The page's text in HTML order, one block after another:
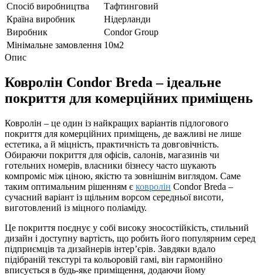
Спосіб виробництва
Тафтинговий
Країна виробник
Нідерланди
Виробник
Condor Group
Мінімальне замовлення 10м2
Опис
Ковролін Condor Breda – ідеальне
покриття для комерційних приміщень
Ковролін – це один із найкращих варіантів підлогового
покриття для комерційних приміщень, де важливі не лише
естетика, а й міцність, практичність та довговічність.
Обираючи покриття для офісів, салонів, магазинів чи
готельних номерів, власники бізнесу часто шукають
компроміс між ціною, якістю та зовнішнім виглядом. Саме
таким оптимальним рішенням є ковролін Condor Breda –
сучасний варіант із щільним ворсом середньої висоти,
виготовлений із міцного поліаміду.
Це покриття поєднує у собі високу зносостійкість, стильний
дизайн і доступну вартість, що робить його популярним серед
підприємців та дизайнерів інтер’єрів. Завдяки вдало
підібраній текстурі та кольоровій гамі, він гармонійно
вписується в будь-яке приміщення, додаючи йому